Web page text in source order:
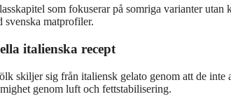
som fokuserar på somriga varianter utan
svenska matprofiler.
italienska recept
skiljer sig från italiensk gelato genom att de inte
genom luft och fettstabilisering.